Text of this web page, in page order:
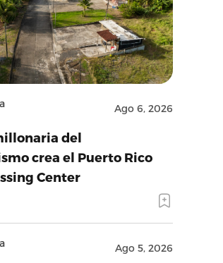
Ago 6, 2026
del
crea el Puerto Rico
Center
Ago 5, 2026